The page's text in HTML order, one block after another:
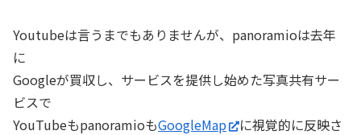
Youtubeは言うまでもありませんが、panoramioは去年
に
Googleが買収し、サービスを提供し始めた写真共有サー
ビスで
YouTubeもpanoramioもGoogleMap
に視覚的に反映さ